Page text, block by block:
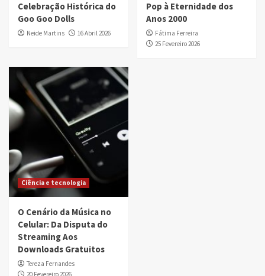
Celebração Histórica do
Goo Goo Dolls
Neide Martins 16 Abril 2026
Pop à Eternidade dos
Anos 2000
Fátima Ferreira
25 Fevereiro 2026
Ciência e tecnologia
O Cenário da Música no
Celular: Da Disputa do
Streaming Aos
Downloads Gratuitos
Tereza Fernandes
20 Fevereiro 2026